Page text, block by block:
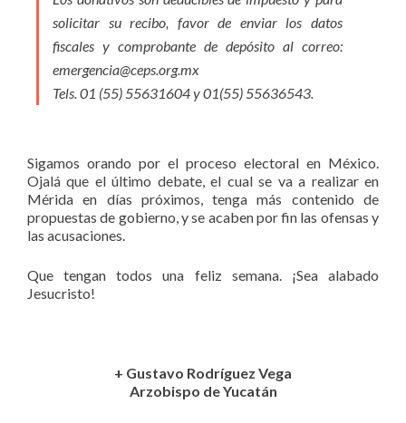
solicitar su recibo, favor de enviar los datos
fiscales y comprobante de depósito al correo:
emergencia@ceps.org.mx
Tels. 01 (55) 55631604 y 01(55) 55636543.
Sigamos orando por el proceso electoral en México.
Ojalá que el último debate, el cual se va a realizar en
Mérida en días próximos, tenga más contenido de
propuestas de gobierno, y se acaben por fin las ofensas y
las acusaciones.
Que tengan todos una feliz semana. ¡Sea alabado
Jesucristo!
+ Gustavo Rodríguez Vega
Arzobispo de Yucatán